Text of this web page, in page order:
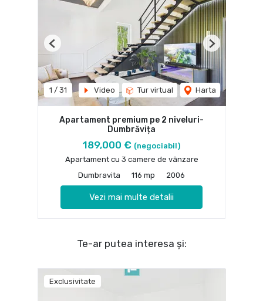
1 / 31 Video Tur virtual Harta
Previous Next
Apartament premium pe 2 niveluri-
Dumbrăvița
189,000 € (negociabil)
Apartament cu 3 camere de vânzare
Dumbravita
116 mp 2006
Vezi mai multe detalii
Te-ar putea interesa și:
Exclusivitate